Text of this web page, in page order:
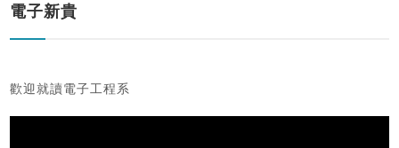
電子新貴
歡迎就讀電子工程系